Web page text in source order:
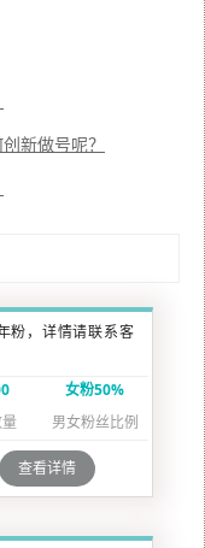
新做号呢？
粉，详情请联系客
女粉50%
男女粉丝比例
查看详情